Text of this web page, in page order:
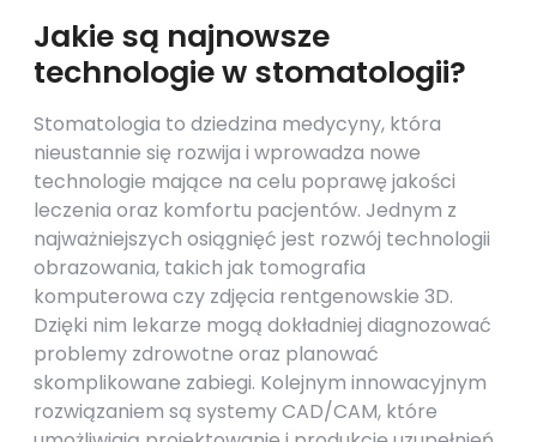
Jakie są najnowsze
technologie w stomatologii?
Stomatologia to dziedzina medycyny, która
nieustannie się rozwija i wprowadza nowe
technologie mające na celu poprawę jakości
leczenia oraz komfortu pacjentów. Jednym z
najważniejszych osiągnięć jest rozwój technologii
obrazowania, takich jak tomografia
komputerowa czy zdjęcia rentgenowskie 3D.
Dzięki nim lekarze mogą dokładniej diagnozować
problemy zdrowotne oraz planować
skomplikowane zabiegi. Kolejnym innowacyjnym
rozwiązaniem są systemy CAD/CAM, które